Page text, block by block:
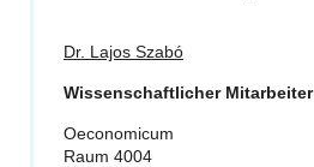
Dr. Lajos Szabó
Wissenschaftlicher Mitarbeiter
Oeconomicum
Raum 4004